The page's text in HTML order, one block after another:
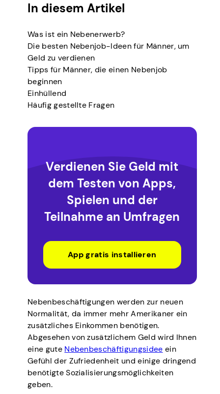
In diesem Artikel
Was ist ein Nebenerwerb?
Die besten Nebenjob-Ideen für Männer, um
Geld zu verdienen
Tipps für Männer, die einen Nebenjob
beginnen
Einhüllend
Häufig gestellte Fragen
Verdienen Sie Geld mit
dem Testen von Apps,
Spielen und der
Teilnahme an Umfragen
App gratis installieren
Nebenbeschäftigungen werden zur neuen
Normalität, da immer mehr Amerikaner ein
zusätzliches Einkommen benötigen.
Abgesehen von zusätzlichem Geld wird Ihnen
eine gute Nebenbeschäftigungsidee ein
Gefühl der Zufriedenheit und einige dringend
benötigte Sozialisierungsmöglichkeiten
geben.